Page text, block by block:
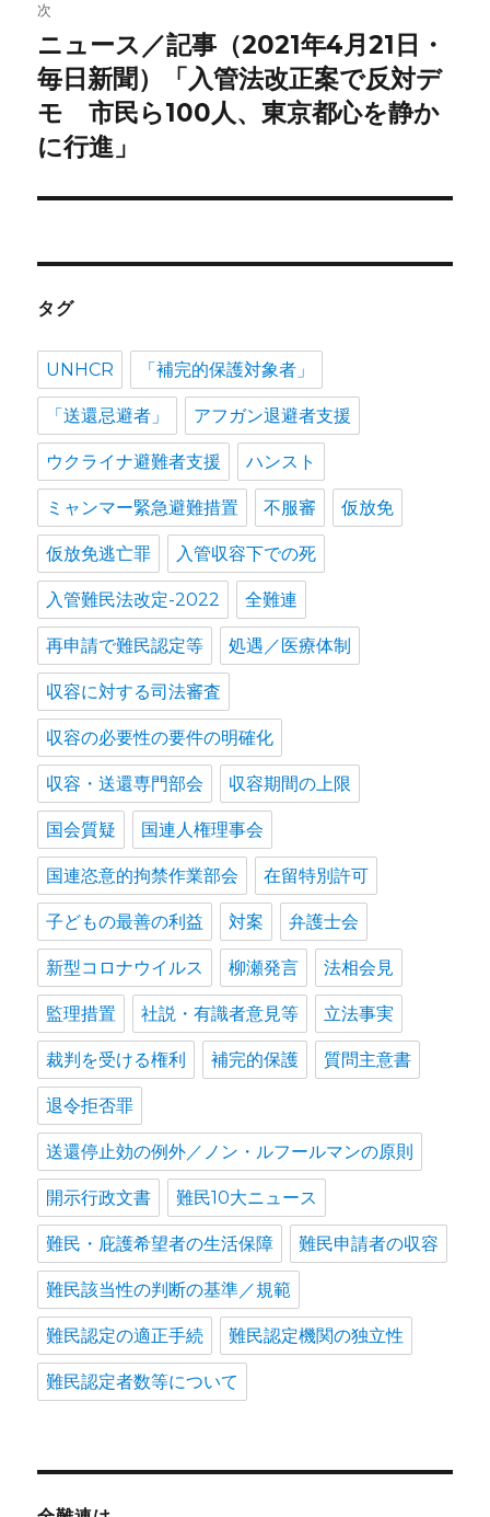
ー
シ
ョ
ン
次
次
の
投
稿:
ニュース／記事（2021年4月21日・
毎日新聞）「入管法改正案で反対デ
モ 市民ら100人、東京都心を静か
に行進」
タグ
UNHCR 「補完的保護対象者」
「送還忌避者」 アフガン退避者支援
ウクライナ避難者支援 ハンスト
ミャンマー緊急避難措置 不服審 仮放免
仮放免逃亡罪 入管収容下での死
入管難民法改定-2022 全難連
再申請で難民認定等 処遇／医療体制
収容に対する司法審査
収容の必要性の要件の明確化
収容・送還専門部会 収容期間の上限
国会質疑 国連人権理事会
国連恣意的拘禁作業部会 在留特別許可
子どもの最善の利益 対案 弁護士会
新型コロナウイルス 柳瀬発言 法相会見
監理措置 社説・有識者意見等 立法事実
裁判を受ける権利 補完的保護 質問主意書
退令拒否罪
送還停止効の例外／ノン・ルフールマンの原則
開示行政文書 難民10大ニュース
難民・庇護希望者の生活保障 難民申請者の収容
難民該当性の判断の基準／規範
難民認定の適正手続 難民認定機関の独立性
難民認定者数等について